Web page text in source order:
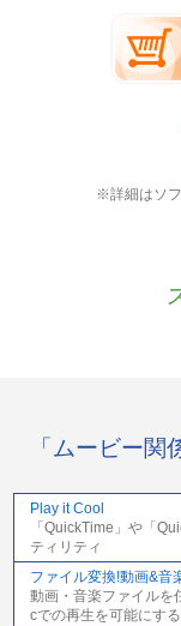
※詳細はソフ
「ムービー
Play it Cool
「QuickTime」や「
ティリティ
ファイル変換!動画&音
動画・音楽ファイルを
cでの再生を可能にする